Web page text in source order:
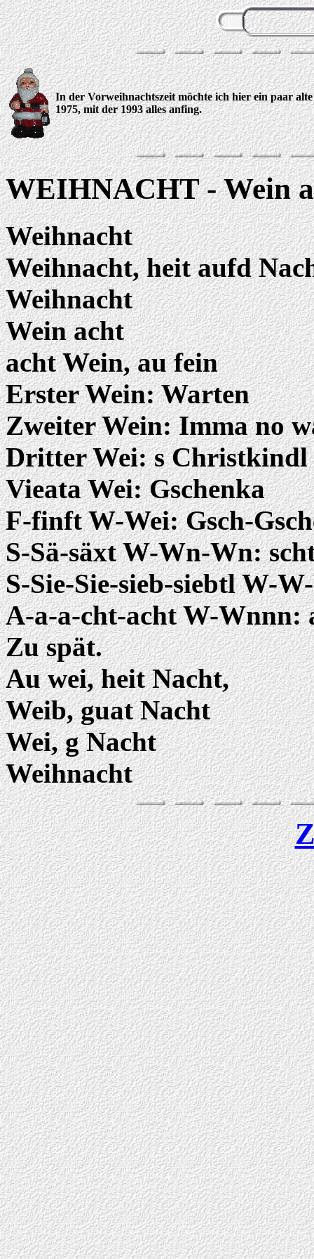
In der Vorweihnachtszeit möchte ich hier ein paar
1975, mit der 1993 alles anfing.
WEIHNACHT - Wein
Weihnacht
Weihnacht, heit aufd
Weihnacht
Wein acht
acht Wein, au fein
Erster Wein: Warten
Zweiter Wein: Imma no
Dritter Wei: s
Vieata Wei: Gschenka
F-finft W-Wei: Gsch-
S-Sä-säxt W-Wn-Wn:
S-Sie-Sie-sieb-siebtl W-
A-a-a-cht-acht W-
Zu spät.
Au wei, heit Nacht,
Weib, guat Nacht
Wei, g Nacht
Weihnacht